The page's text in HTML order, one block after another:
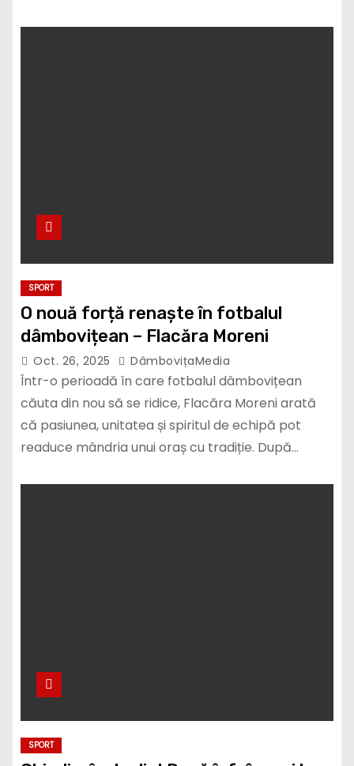
SPORT
O nouă forță renaște în fotbalul
dâmbovițean – Flacăra Moreni
Oct. 26, 2025 DâmbovițaMedia
Într-o perioadă în care fotbalul dâmbovițean
căuta din nou să se ridice, Flacăra Moreni arată
că pasiunea, unitatea și spiritul de echipă pot
readuce mândria unui oraș cu tradiție. După…
SPORT